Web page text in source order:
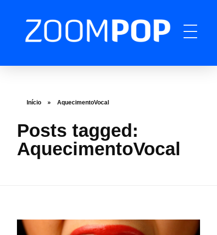
Início » AquecimentoVocal
Posts tagged:
AquecimentoVocal